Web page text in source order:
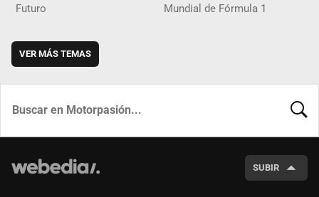
Futuro Mundial de Fórmula 1
VER MÁS TEMAS
SUBIR